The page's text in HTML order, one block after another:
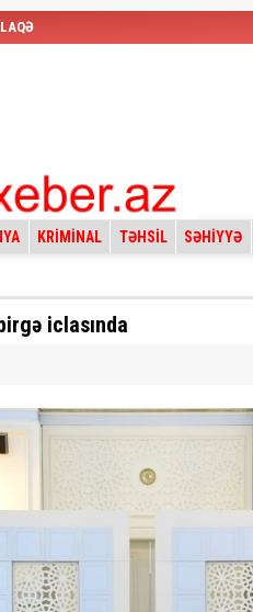
KRİMİNAL TƏHSİL SƏHİYYƏ
iclasında